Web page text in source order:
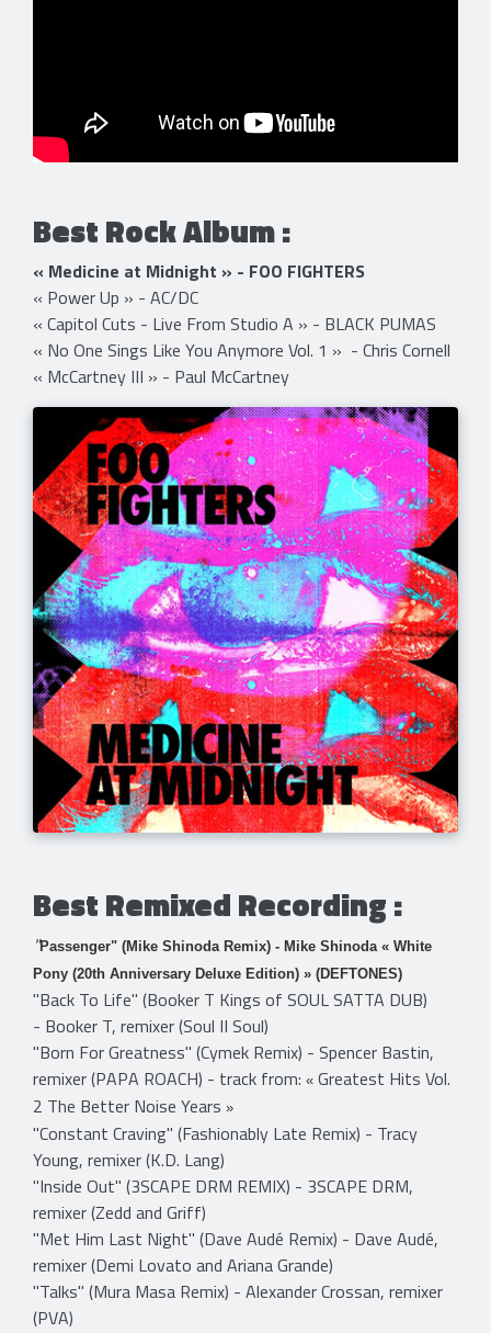
Best Rock Album :
« Medicine at Midnight » - FOO FIGHTERS
« Power Up » - AC/DC
« Capitol Cuts - Live From Studio A » - BLACK PUMAS
« No One Sings Like You Anymore Vol. 1 » - Chris Cornell
« McCartney III » - Paul McCartney
Best Remixed Recording :
"Passenger" (Mike ShinodaRemix) - Mike Shinoda « White
Pony (20th Anniversary Deluxe Edition) » (DEFTONES)
"Back To Life" (Booker T Kings of SOUL SATTA DUB)
- Booker T, remixer (Soul II Soul)
"Born For Greatness" (Cymek Remix) - Spencer Bastin,
remixer (PAPA ROACH) - track from: « Greatest Hits Vol.
2 The Better Noise Years »
"Constant Craving" (Fashionably Late Remix) - Tracy
Young, remixer (K.D. Lang)
"Inside Out" (3SCAPE DRM REMIX) - 3SCAPE DRM,
remixer (Zedd and Griff)
"Met Him Last Night" (Dave Audé Remix) - Dave Audé,
remixer (Demi Lovato and Ariana Grande)
"Talks" (Mura Masa Remix) - Alexander Crossan, remixer
(PVA)